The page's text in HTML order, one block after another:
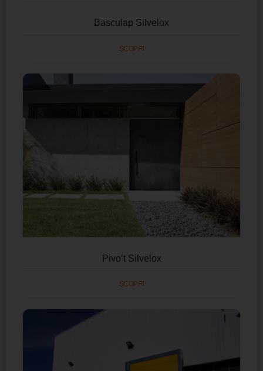
Basculap Silvelox
SCOPRI
Pivo’t Silvelox
SCOPRI